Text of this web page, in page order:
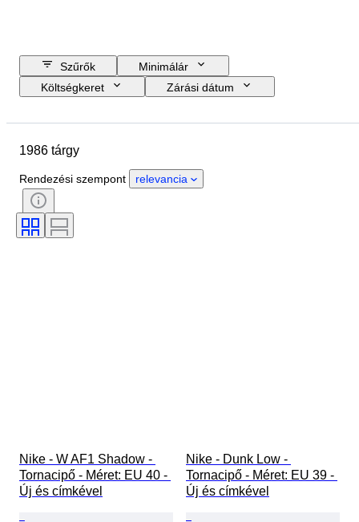
Szűrők
Minimálár
Költségkeret
Zárási dátum
Anyag
Szín
Tartozékok mellékelve
Modell
1986 tárgy
Rendezési szempont relevancia
Nike - W AF1 Shadow -
Tornacipő - Méret: EU 40 -
Új és címkével
Nike - Dunk Low -
Tornacipő - Méret: EU 39 -
Új és címkével